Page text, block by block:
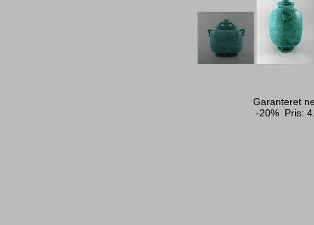
Garanteret
-20% Pris: